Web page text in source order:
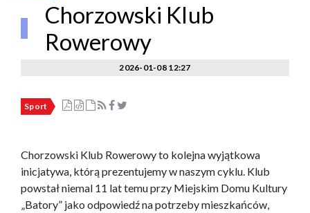
Chorzowski Klub
Rowerowy
2026-01-08 12:27
Sport
Chorzowski Klub Rowerowy to kolejna wyjątkowa
inicjatywa, którą prezentujemy w naszym cyklu. Klub
powstał niemal 11 lat temu przy Miejskim Domu Kultury
„Batory” jako odpowiedź na potrzeby mieszkańców,